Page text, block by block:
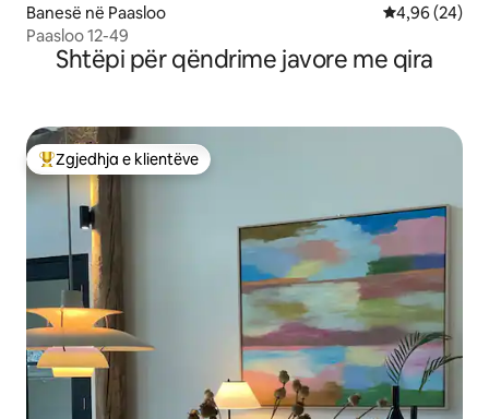
Banesë në Paasloo Vlerësimi
4,96 (24)
Paasloo 12-49
Shtëpi për qëndrime javore me qira
Më të mirat e zgjedhjeve të klientëve
Zgjedhja e klientëve